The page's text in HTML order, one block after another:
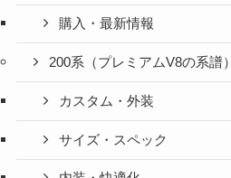
購入・最新情報
200系（プレミアムV8の系譜）
カスタム・外装
サイズ・スペック